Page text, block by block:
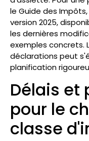
le Guide des
version 2025,
les dernières
exemples concrets.
déclarations peut
planification
Délais et
pour le
classe